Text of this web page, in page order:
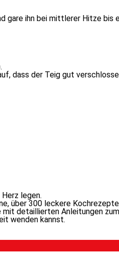
ga­re ihn bei mitt­le­rer Hitze
dass der Teig gut
legen.
über 300 le­cke­re
de­tail­lier­ten Anleitungen
wen­den kannst.